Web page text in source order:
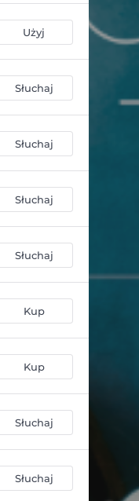
Użyj
Słuchaj
Słuchaj
Słuchaj
Słuchaj
Kup
Kup
Słuchaj
Słuchaj